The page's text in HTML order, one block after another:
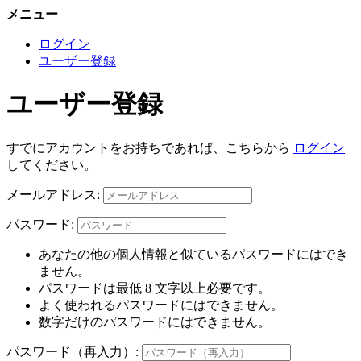
メニュー
ログイン
ユーザー登録
ユーザー登録
すでにアカウントをお持ちであれば、こちらから ログイン
してください。
メールアドレス:
パスワード:
あなたの他の個人情報と似ているパスワードにはでき
ません。
パスワードは最低 8 文字以上必要です。
よく使われるパスワードにはできません。
数字だけのパスワードにはできません。
パスワード（再入力）: